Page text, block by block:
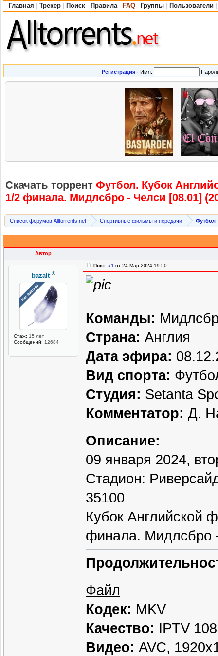
Главная Трекер Поиск Правила FAQ Группы Пользователи
Регистрация · Имя:
Скачать торрент Футбол. Кубок
1/2 финала. Мидлсбро - Челси [08.01]
Список форумов Alltorrents.net Спортивные фильмы и передачи Футбол
Автор
bazalt ®
Стаж: 15 лет
Сообщений: 12684
Пост: #1 от 24-Мар-2024 19:50
Команды:
Страна: Англия
Дата эфира:
Вид спорта:
Студия: Setanta
Комментатор: Д.
Описание:
09 января 2024,
Стадион:
35100
Кубок Английской
финала. Мидлсбро
Файл
Кодек: MKV
Качество: IPTV
Видео: AVC,